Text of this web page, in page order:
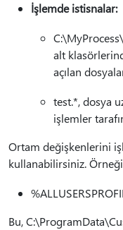
İşlemde istisnalar:
alt
açılan
test.*, dosya
işlemler
Ortam değişkenlerini
kullanabilirsiniz.
Bu,